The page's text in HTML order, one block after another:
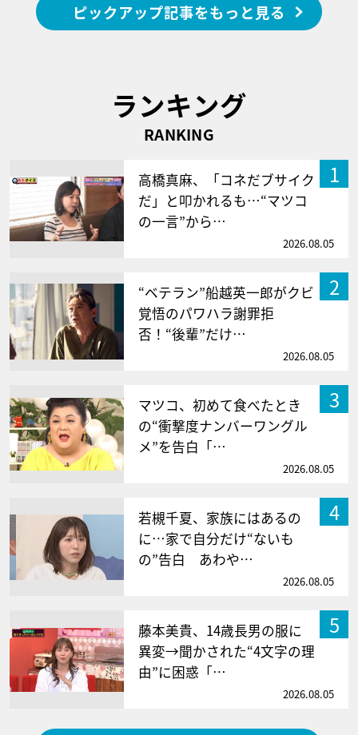
ピックアップ記事をもっと見る
ランキング
RANKING
1
高橋真麻、「コネだブサイク
だ」と叩かれるも…“マツコ
の一言”から…
2026.08.05
2
“ベテラン”船越英一郎がクビ
覚悟のパワハラ謝罪拒
否！“後輩”だけ…
2026.08.05
3
マツコ、初めて食べたとき
の“衝撃度ナンバーワングル
メ”を告白「…
2026.08.05
4
若槻千夏、家族にはあるの
に…家で自分だけ“ないも
の”告白 あわや…
2026.08.05
5
藤本美貴、14歳長男の服に
異変→聞かされた“4文字の理
由”に困惑「…
2026.08.05